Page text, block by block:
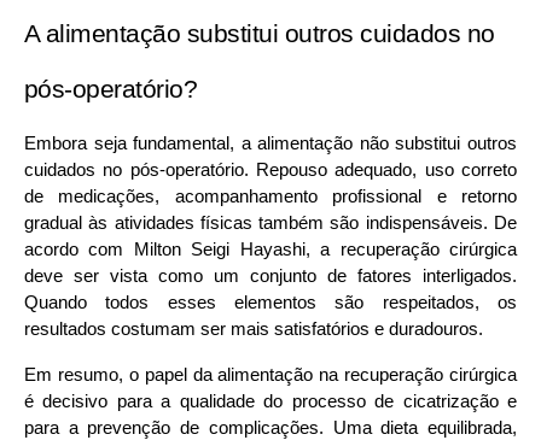
A alimentação substitui outros cuidados no
pós-operatório?
Embora seja fundamental, a alimentação não substitui outros
cuidados no pós-operatório. Repouso adequado, uso correto
de medicações, acompanhamento profissional e retorno
gradual às atividades físicas também são indispensáveis. De
acordo com Milton Seigi Hayashi, a recuperação cirúrgica
deve ser vista como um conjunto de fatores interligados.
Quando todos esses elementos são respeitados, os
resultados costumam ser mais satisfatórios e duradouros.
Em resumo, o papel da alimentação na recuperação cirúrgica
é decisivo para a qualidade do processo de cicatrização e
para a prevenção de complicações. Uma dieta equilibrada,